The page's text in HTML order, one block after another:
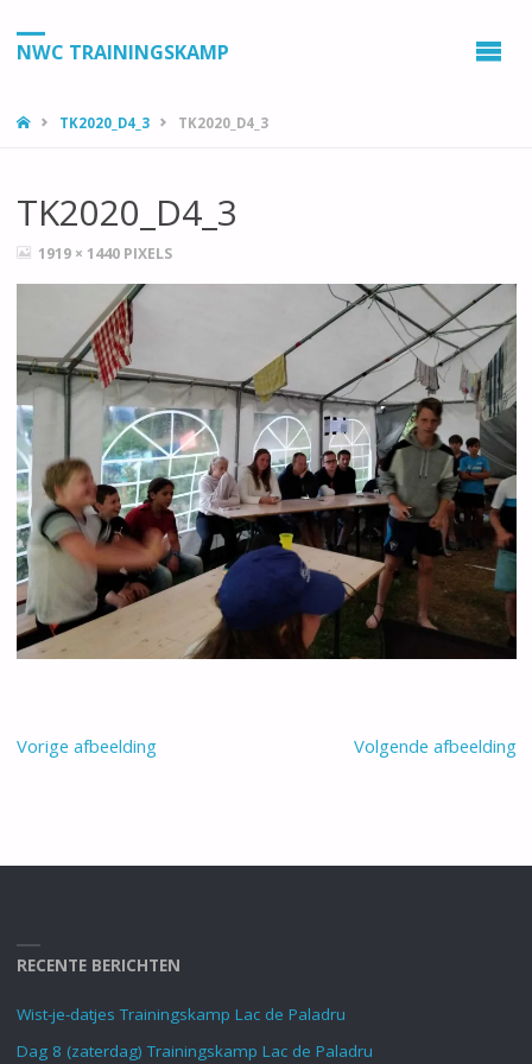
NWC TRAININGSKAMP
HOMETK2020_D4_3 TK2020_D4_3
TK2020_D4_3
VOLLEDIGE
1919 × 1440 PIXELS
Vorige afbeelding Volgende afbeelding
RECENTE BERICHTEN
Wist-je-datjes Trainingskamp Lac de Paladru
Dag 8 (zaterdag) Trainingskamp Lac de Paladru